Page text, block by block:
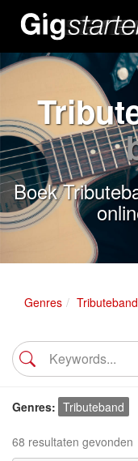
Boek
Genres Tributeband
Genres Tributeband
68 resultaten gevonden